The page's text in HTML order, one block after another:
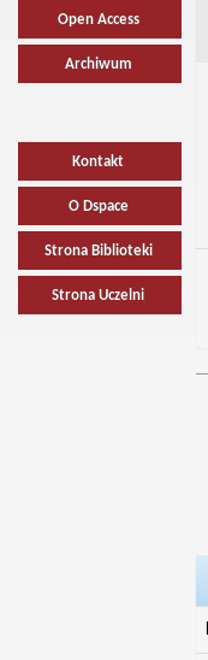
Open Access
Archiwum
Kontakt
O Dspace
Strona Biblioteki
Strona Uczelni